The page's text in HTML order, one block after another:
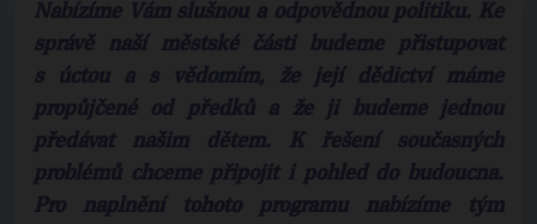
Nabízíme Vám slušnou a odpovědnou politiku. Ke
správě naší městské části budeme přistupovat
s úctou a s vědomím, že její dědictví máme
propůjčené od předků a že ji budeme jednou
předávat našim dětem. K řešení současných
problémů chceme připojit i pohled do budoucna.
Pro naplnění tohoto programu nabízíme tým